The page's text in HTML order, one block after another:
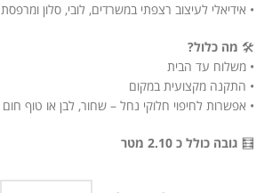
• אידיאלי לעיצוב רצפתי במשרדים, לובי, סלון ומרפסת
🛠️ מה כלול?
• משלוח עד הבית
• התקנה מקצועית במקום
• אפשרות לחיפוי חלוקי נחל – שחור, לבן או טוף חום
🧮 גובה כולל כ 2.10 מטר